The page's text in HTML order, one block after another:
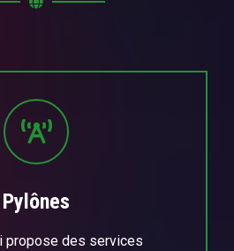
Pylônes
propose des services